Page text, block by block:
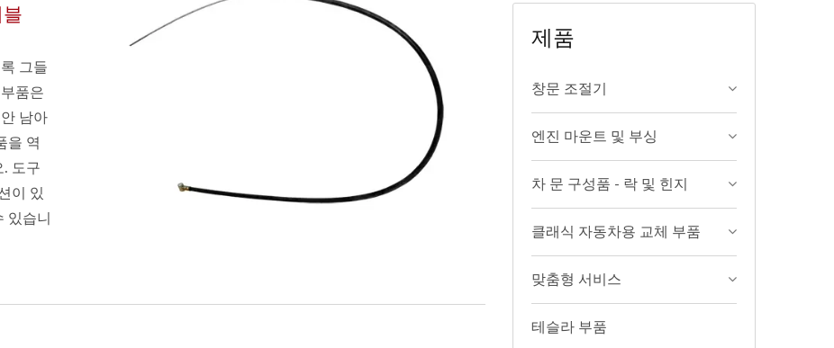
그들
품은
남아
을 역
. 도구
이 있
있습니
제품
창문 조절기
엔진 마운트 및 부싱
차 문 구성품 - 락 및 힌지
클래식 자동차용 교체 부품
맞춤형 서비스
테슬라 부품